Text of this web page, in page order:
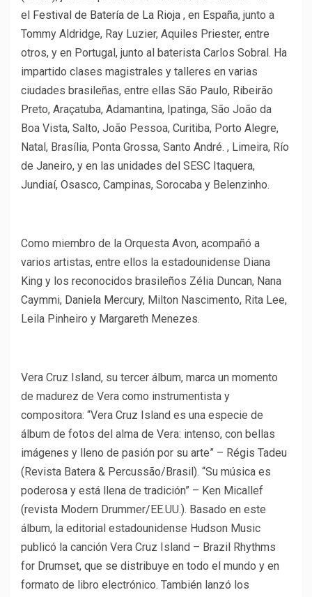
el Festival de Batería de La Rioja , en España, junto a
Tommy Aldridge, Ray Luzier, Aquiles Priester, entre
otros, y en Portugal, junto al baterista Carlos Sobral. Ha
impartido clases magistrales y talleres en varias
ciudades brasileñas, entre ellas São Paulo, Ribeirão
Preto, Araçatuba, Adamantina, Ipatinga, São João da
Boa Vista, Salto, João Pessoa, Curitiba, Porto Alegre,
Natal, Brasília, Ponta Grossa, Santo André. , Limeira, Río
de Janeiro, y en las unidades del SESC Itaquera,
Jundiaí, Osasco, Campinas, Sorocaba y Belenzinho.
Como miembro de la Orquesta Avon, acompañó a
varios artistas, entre ellos la estadounidense Diana
King y los reconocidos brasileños Zélia Duncan, Nana
Caymmi, Daniela Mercury, Milton Nascimento, Rita Lee,
Leila Pinheiro y Margareth Menezes.
Vera Cruz Island, su tercer álbum, marca un momento
de madurez de Vera como instrumentista y
compositora: “Vera Cruz Island es una especie de
álbum de fotos del alma de Vera: intenso, con bellas
imágenes y lleno de pasión por su arte” – Régis Tadeu
(Revista Batera & Percussão/Brasil). “Su música es
poderosa y está llena de tradición” – Ken Micallef
(revista Modern Drummer/EE.UU.). Basado en este
álbum, la editorial estadounidense Hudson Music
publicó la canción Vera Cruz Island – Brazil Rhythms
for Drumset, que se distribuye en todo el mundo y en
formato de libro electrónico. También lanzó los